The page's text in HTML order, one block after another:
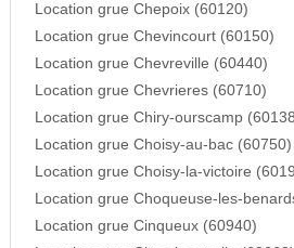
Location grue Chepoix (60120)
Location grue Chevincourt (60150)
Location grue Chevreville (60440)
Location grue Chevrieres (60710)
Location grue Chiry-ourscamp
Location grue Choisy-au-bac (60750)
Location grue Choisy-la-victoire
Location grue Choqueuse-les-
Location grue Cinqueux (60940)